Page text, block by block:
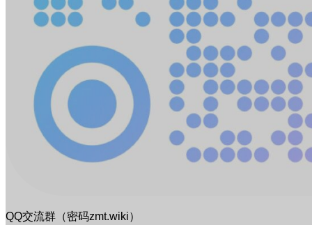
QQ交流群（密码zmt.wiki）